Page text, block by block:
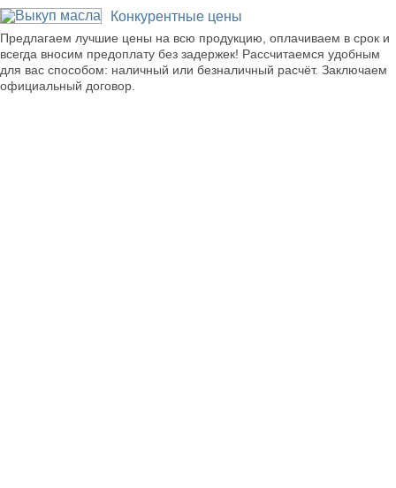
Конкурентные цены
Предлагаем лучшие цены на всю продукцию, оплачиваем в срок и
всегда вносим предоплату без задержек! Рассчитаемся удобным
для вас способом: наличный или безналичный расчёт. Заключаем
официальный договор.